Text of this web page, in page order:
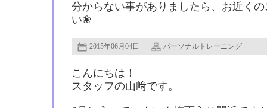
分からない事がありましたら、お近く
い❀
2015年06月04日 パーソナルトレーニング
こんにちは！
スタッフの山﨑です。